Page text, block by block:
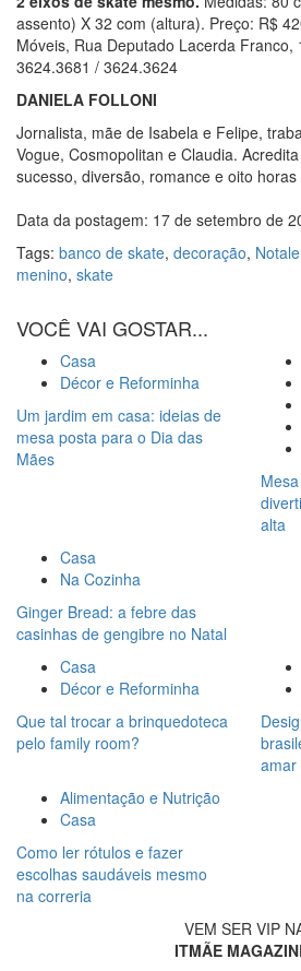
assento) X 32 com (altura). Preço: R$
Móveis, Rua Deputado Lacerda Franco,
3624.3681 / 3624.3624
DANIELA FOLLONI
Jornalista, mãe de Isabela e Felipe,
Vogue, Cosmopolitan e Claudia.
sucesso, diversão, romance e oito horas
Data da postagem: 17 de setembro de
Tags: banco de skate, decoração,
menino, skate
VOCÊ VAI GOSTAR...
Casa
Décor e Reforminha
Um jardim em casa: ideias de
mesa posta para o Dia das
Mães
alta
Casa
Na Cozinha
Ginger Bread: a febre das
casinhas de gengibre no Natal
Casa
Décor e Reforminha
Que tal trocar a brinquedoteca
pelo family room?
amar
Alimentação e Nutrição
Casa
Como ler rótulos e fazer
escolhas saudáveis mesmo
na correria
VEM SER VIP
ITMÃE